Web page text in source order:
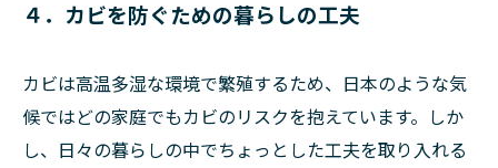
４．カビを防ぐための暮らしの工夫
カビは高温多湿な環境で繁殖するため、日本のような気
候ではどの家庭でもカビのリスクを抱えています。しか
し、日々の暮らしの中でちょっとした工夫を取り入れる